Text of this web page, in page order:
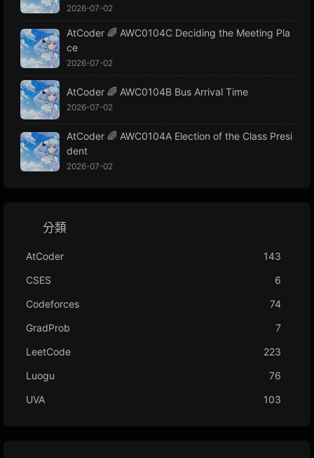
2026-07-02
AtCoder 🌈 AWC0104C Deciding the Meeting Pla
ce
2026-07-02
AtCoder 🌈 AWC0104B Bus Arrival Time
2026-07-02
AtCoder 🌈 AWC0104A Election of the Class Presi
dent
2026-07-02
分類
AtCoder
143
CSES
6
Codeforces
74
GradProb
7
LeetCode
223
Luogu
76
UVA
103